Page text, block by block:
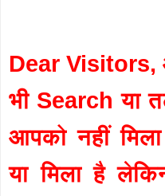
Dear Visitors,
भी Search या
आपको नहीं
या मिला है